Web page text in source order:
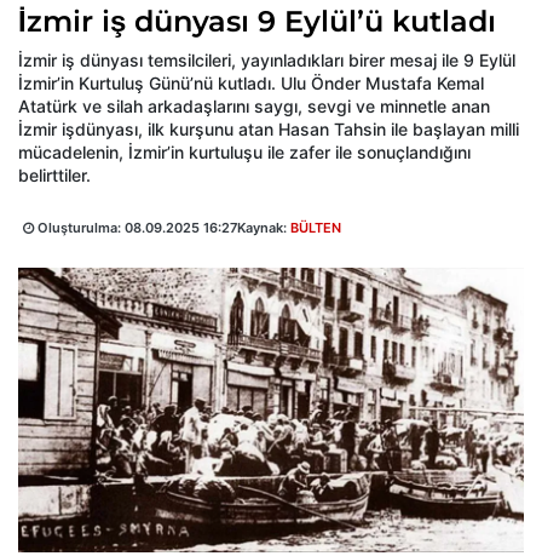
İzmir iş dünyası 9 Eylül’ü kutladı
İzmir iş dünyası temsilcileri, yayınladıkları birer mesaj ile 9 Eylül
İzmir’in Kurtuluş Günü’nü kutladı. Ulu Önder Mustafa Kemal
Atatürk ve silah arkadaşlarını saygı, sevgi ve minnetle anan
İzmir işdünyası, ilk kurşunu atan Hasan Tahsin ile başlayan milli
mücadelenin, İzmir’in kurtuluşu ile zafer ile sonuçlandığını
belirttiler.
Oluşturulma: 08.09.2025 16:27Kaynak: BÜLTEN